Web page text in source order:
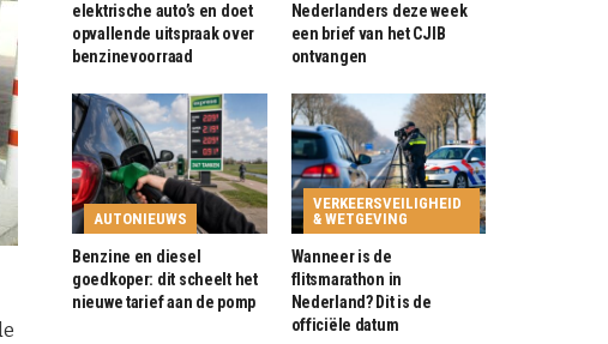
elektrische auto’s en doet
opvallende uitspraak over
benzinevoorraad
Nederlanders deze week
een brief van het CJIB
ontvangen
AUTONIEUWS
Benzine en diesel
goedkoper: dit scheelt het
nieuwe tarief aan de pomp
VERKEERSVEILIGHEID
& WETGEVING
Wanneer is de
flitsmarathon in
Nederland? Dit is de
officiële datum